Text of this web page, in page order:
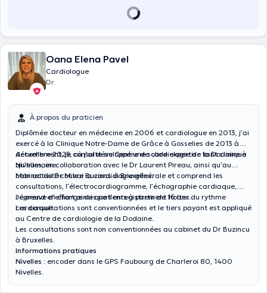
Oana Elena Pavel
Cardiologue
Dr.
À propos du praticien
Diplômée docteur en médecine en 2006 et cardiologue en 2013, j’ai
exercé à la Clinique Notre-Dame de Grâce à Gosselies de 2013 à
décembre 2025, où j’ai développé une solide expertise tant clinique
qu’humaine.
Actuellement, je consulte au Centre de cardiologie de la Dodaine à
Nivelles, en collaboration avec le Dr Laurent Pireau, ainsi qu’au
cabinet du Dr Mihai Buzincu à Bruxelles.
Mon activité couvre la cardiologie générale et comprend les
consultations, l’électrocardiogramme, l’échographie cardiaque,
l’épreuve d’effort ainsi que l’enregistrement Holter du rythme
cardiaque.
Je prend en charge des patients à partir de 16 ans.
Les consultations sont conventionnées et le tiers payant est appliqué
au Centre de cardiologie de la Dodaine.
Les consultations sont non conventionnées au cabinet du Dr Buzincu
à Bruxelles.
Informations pratiques
Nivelles : encoder dans le GPS Faubourg de Charleroi 80, 1400
Nivelles.